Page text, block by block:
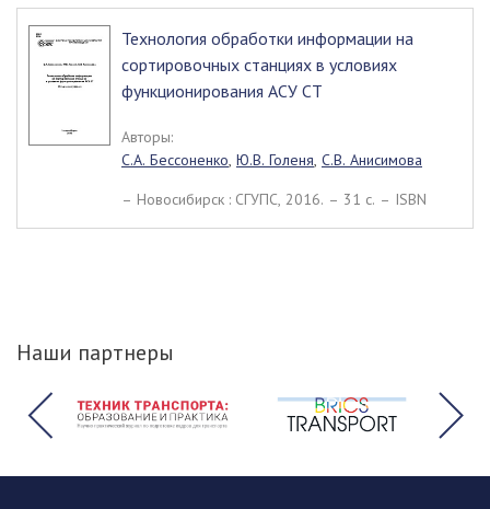
Технология обработки информации на
сортировочных станциях в условиях
функционирования АСУ СТ
Авторы:
С.А. Бессоненко, Ю.В. Голеня, С.В. Анисимова
– Новосибирск : СГУПС, 2016. – 31 c. – ISBN
Наши партнеры